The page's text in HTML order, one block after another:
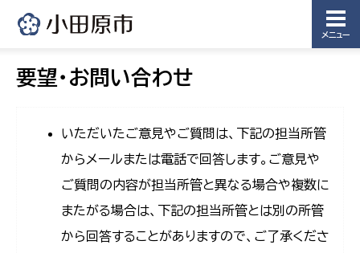
メニュー
要望・お問い合わせ
いただいたご意見やご質問は、下記の担当所管
からメールまたは電話で回答します。ご意見や
ご質問の内容が担当所管と異なる場合や複数に
またがる場合は、下記の担当所管とは別の所管
から回答することがありますので、ご了承くださ